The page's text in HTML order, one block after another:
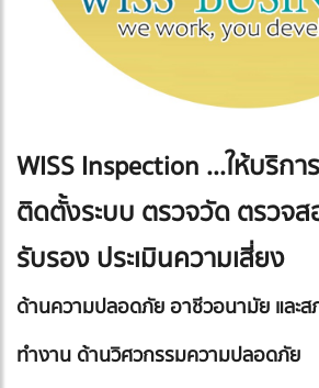
WISS Inspection ...ให้บริกา
ติดตั้งระบบ ตรวจวัด ตรวจ
รับรอง ประเมินความเสี่ยง
ด้านความปลอดภัย อาชีวอนามัย และ
ทำงาน ด้านวิศวกรรมความปลอดภัย